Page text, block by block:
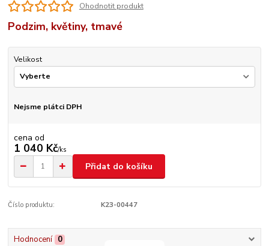
Ohodnotit produkt
Podzim, květiny, tmavé
Velikost
Nejsme plátci DPH
cena od
1 040 Kč/ks
Přidat do košíku
Číslo produktu: K23-00447
Hodnocení 0